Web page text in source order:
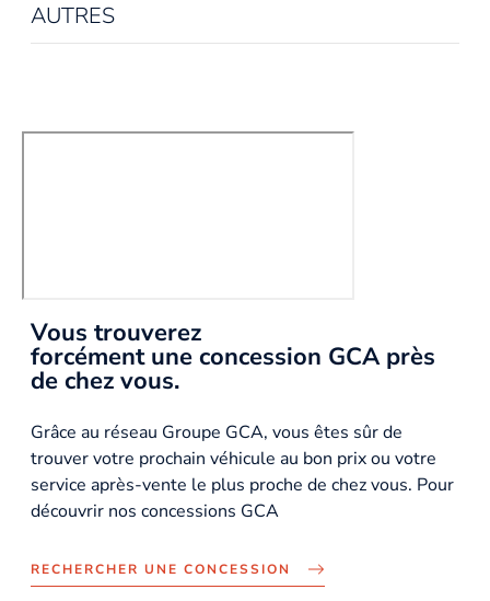
AUTRES
Vous trouverez
forcément une concession GCA près
de chez vous.
Grâce au réseau Groupe GCA, vous êtes sûr de
trouver votre prochain véhicule au bon prix ou votre
service après-vente le plus proche de chez vous. Pour
découvrir nos concessions GCA
RECHERCHER UNE CONCESSION